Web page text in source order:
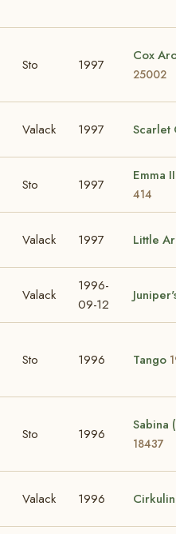
Sto 1997
Cox
25002
Valack 1997 Scarlet
Sto 1997
Emma
414
Valack 1997 Little
Valack
1996-
09-12
Sto 1996 Tango
Sto 1996
Sabina
18437
Valack 1996